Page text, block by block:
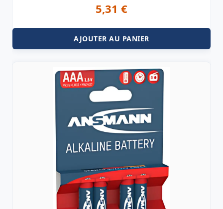
5,31 €
AJOUTER AU PANIER